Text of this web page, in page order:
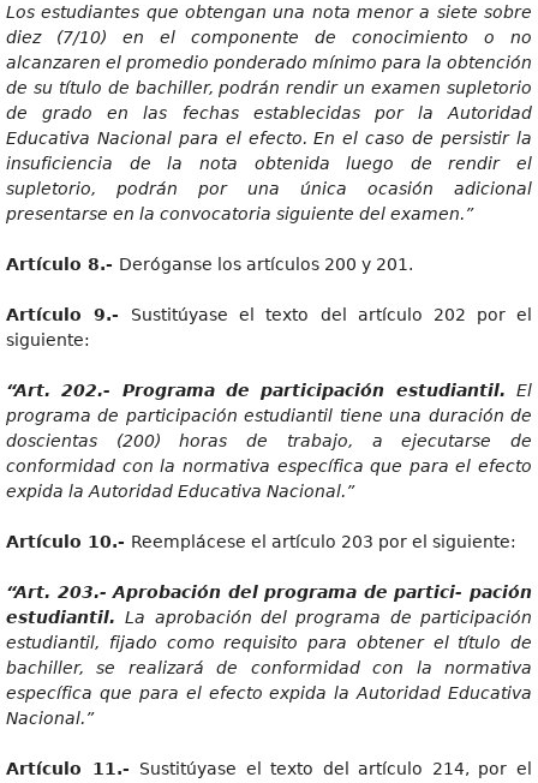
Los estudiantes que obtengan una nota menor a siete sobre
diez (7/10) en el componente de conocimiento o no
alcanzaren el promedio ponderado mínimo para la obtención
de su título de bachiller, podrán rendir un examen supletorio
de grado en las fechas establecidas por la Autoridad
Educativa Nacional para el efecto. En el caso de persistir la
insuficiencia de la nota obtenida luego de rendir el
supletorio, podrán por una única ocasión adicional
presentarse en la convocatoria siguiente del examen.”
Artícul o 8.- Deróganse los artículos 200 y 201.
Artícul o 9.- Sustitúyase el texto del artículo 202 por el
siguiente:
“Art. 202.- Programa de participación estudiantil. El
programa de participación estudiantil tiene una duración de
doscientas (200) horas de trabajo, a ejecutarse de
conformidad con la normativa específica que para el efecto
expida la Autoridad Educativa Nacional.”
Artícul o 10.- Reemplácese el artículo 203 por el siguiente:
“Art. 203.- Aprobación del programa de partici- pación
estudiantil.La aprobación del programa de participación
estudiantil, fijado como requisito para obtener el título de
bachiller, se realizará de conformidad con la normativa
específica que para el efecto expida la Autoridad Educativa
Nacional.”
Artícul o 11.- Sustitúyase el texto del artículo 214, por el